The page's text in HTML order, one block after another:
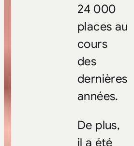
24 000
places au
cours
des
dernières
années.
De plus,
il a été